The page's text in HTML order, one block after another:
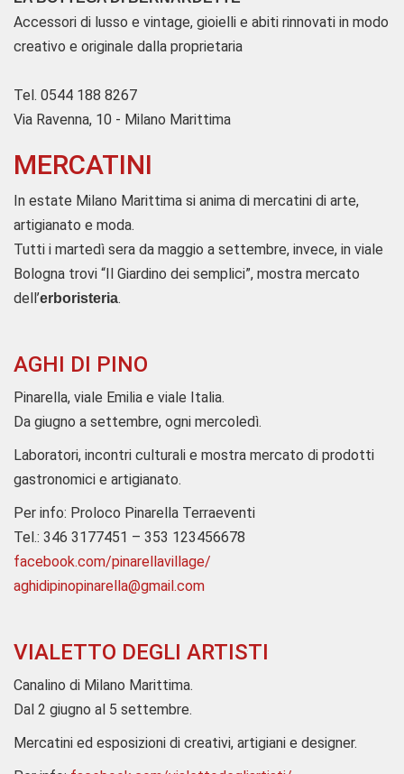
Accessori di lusso e vintage, gioielli e abiti rinnovati in modo
creativo e originale dalla proprietaria
Tel. 0544 188 8267
Via Ravenna, 10 - Milano Marittima
MERCATINI
In estate Milano Marittima si anima di mercatini di arte,
artigianato e moda.
Tutti i martedì sera da maggio a settembre, invece, in viale
Bologna trovi “Il Giardino dei semplici”, mostra mercato
dell’erboristeria.
AGHI DI PINO
Pinarella, viale Emilia e viale Italia.
Da giugno a settembre, ogni mercoledì.
Laboratori, incontri culturali e mostra mercato di prodotti
gastronomici e artigianato.
Per info: Proloco Pinarella Terraeventi
Tel.: 346 3177451 – 353 123456678
facebook.com/pinarellavillage/
aghidipinopinarella@gmail.com
VIALETTO DEGLI ARTISTI
Canalino di Milano Marittima.
Dal 2 giugno al 5 settembre.
Mercatini ed esposizioni di creativi, artigiani e designer.